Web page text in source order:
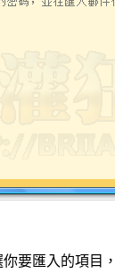
要匯入的項目